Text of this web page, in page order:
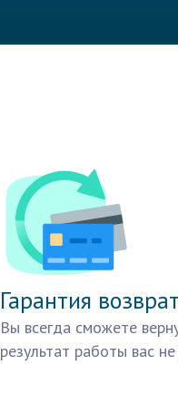
Гарантия
Вы всегда сможете
результат работы вас